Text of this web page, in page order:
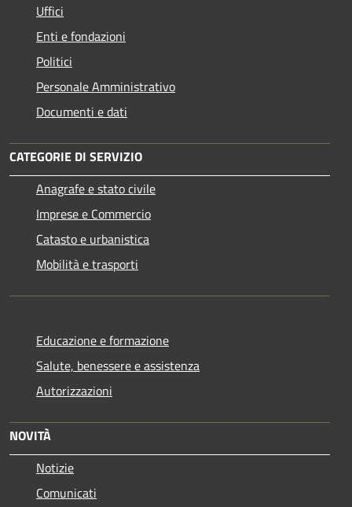
Uffici
Enti e fondazioni
Politici
Personale Amministrativo
Documenti e dati
CATEGORIE DI SERVIZIO
Anagrafe e stato civile
Imprese e Commercio
Catasto e urbanistica
Mobilità e trasporti
Educazione e formazione
Salute, benessere e assistenza
Autorizzazioni
NOVITÀ
Notizie
Comunicati